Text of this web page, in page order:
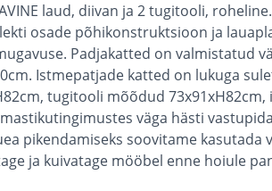
laud, diivan ja 2 tugitooli,
osade põhikonstruktsioon ja
Padjakatted on valmistatud
Istmepatjade katted on lukuga
tugitooli mõõdud
väga hästi
pikendamiseks soovitame
ja kuivatage mööbel enne hoiule